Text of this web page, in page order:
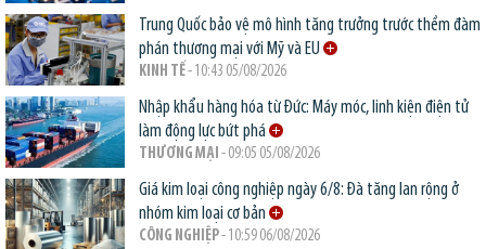
Trung Quốc bảo vệ mô hình tăng trưởng trước thềm đàm
phán thương mại với Mỹ và EU
KINH TẾ- 10:43 05/08/2026
Nhập khẩu hàng hóa từ Đức: Máy móc, linh kiện điện tử
làm động lực bứt phá
THƯƠNG MẠI - 09:05 05/08/2026
Giá kim loại công nghiệp ngày 6/8: Đà tăng lan rộng ở
nhóm kim loại cơ bản
CÔNG NGHIỆP- 10:59 06/08/2026